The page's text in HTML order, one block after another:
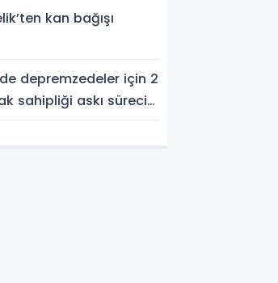
kan bağışı
depremzedeler için 2
sahipliği askı süreci